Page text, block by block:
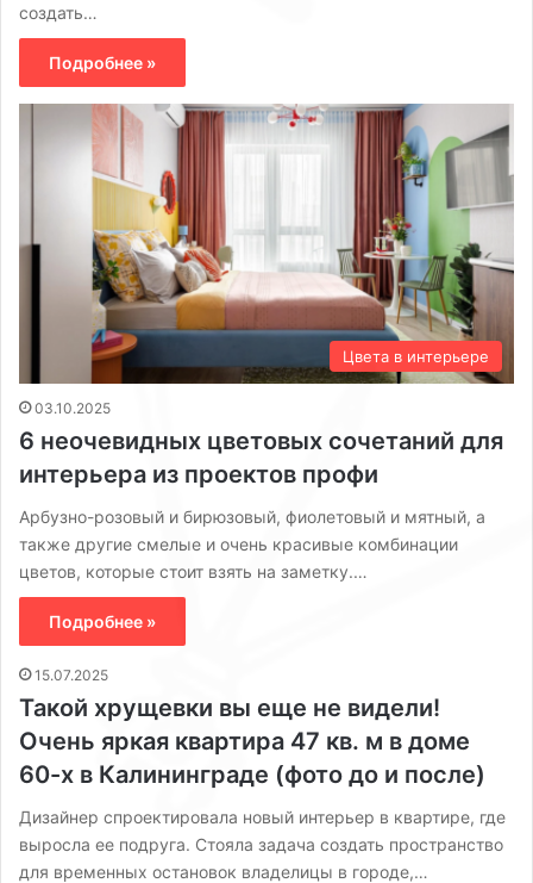
создать…
Подробнее »
Цвета в интерьере
03.10.2025
6 неочевидных цветовых сочетаний для
интерьера из проектов профи
Арбузно-розовый и бирюзовый, фиолетовый и мятный, а
также другие смелые и очень красивые комбинации
цветов, которые стоит взять на заметку.…
Подробнее »
15.07.2025
Такой хрущевки вы еще не видели!
Очень яркая квартира 47 кв. м в доме
60-х в Калининграде (фото до и после)
Дизайнер спроектировала новый интерьер в квартире, где
выросла ее подруга. Стояла задача создать пространство
для временных остановок владелицы в городе,…